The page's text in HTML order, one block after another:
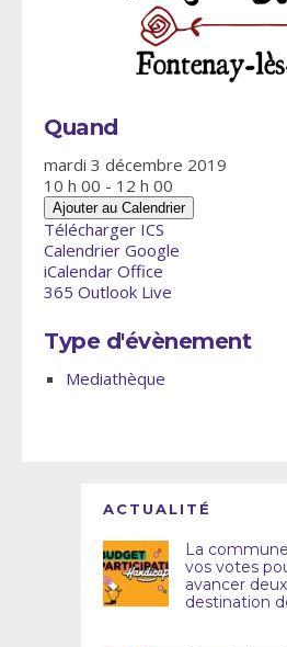
Quand
mardi 3 décembre 2019
10 h 00 - 12 h 00
Ajouter au Calendrier
Télécharger ICS
Calendrier Google
iCalendar Office
365 Outlook Live
Type d'évènement
Mediathèque
ACTUALITÉ
La
vos votes
avancer
destination